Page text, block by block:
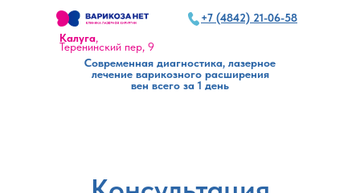
Современная диагностика, лазерное
лечение варикозного расширения
вен всего за 1 день
+7 (4842) 21-06-58
Калуга,
Теренинский пер, 9
+7 (4842) 21-06-58